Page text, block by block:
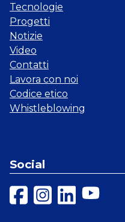
Tecnologie
Progetti
Notizie
Video
Contatti
Lavora con noi
Codice etico
Whistleblowing
Social